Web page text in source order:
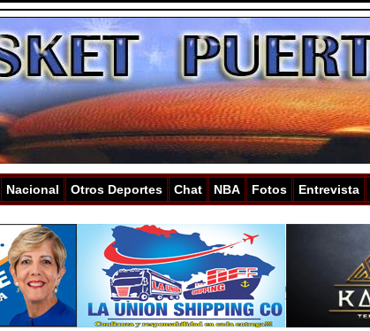
Nacional Otros Deportes Chat NBA Fotos Entrevista